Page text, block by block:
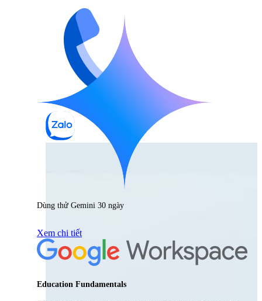
Dùng thử Gemini 30 ngày
Xem chi tiết
Education Fundamentals